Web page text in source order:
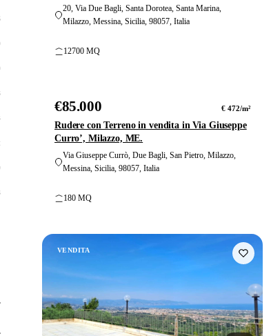
20, Via Due Bagli, Santa Dorotea, Santa Marina,
Milazzo, Messina, Sicilia, 98057, Italia
12700 MQ
VENDITA
€85.000 € 472/m²
Rudere con Terreno in vendita in Via Giuseppe
Curro’, Milazzo, ME.
Via Giuseppe Currò, Due Bagli, San Pietro, Milazzo,
Messina, Sicilia, 98057, Italia
180 MQ
VENDITA